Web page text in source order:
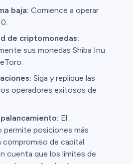
baja: Comience a operar
de criptomonedas:
sus monedas Shiba Inu
Siga y replique las
operadores exitosos de
El
permite posiciones más
compromiso de capital
cuenta que los límites de